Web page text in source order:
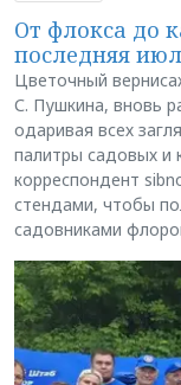
От флокса до
последняя
Цветочный
С. Пушкина, вновь
одаривая всех
палитры садовых и
корреспондент
стендами, чтобы
садовниками